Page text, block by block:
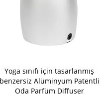
Yoga sınıfı için tasarlanmış
benzersiz Alüminyum Patentli
Oda Parfüm Diffuser